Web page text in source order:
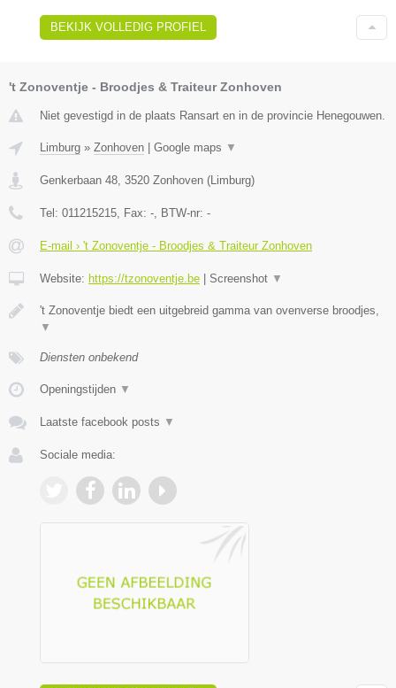
BEKIJK VOLLEDIG PROFIEL
't Zonoventje - Broodjes & Traiteur Zonhoven
Niet gevestigd in de plaats Ransart en in de provincie Henegouwen.
Limburg » Zonhoven Google maps ▼
Genkerbaan 48, 3520 Zonhoven (Limburg)
Tel: 011215215, Fax: -, BTW-nr: -
E-mail › 't Zonoventje - Broodjes & Traiteur Zonhoven
Website: https://tzonoventje.be Screenshot ▼
't Zonoventje biedt een uitgebreid gamma van ovenverse broodjes,
▼
Diensten onbekend
Openingstijden ▼
Laatste facebook posts ▼
Sociale media: